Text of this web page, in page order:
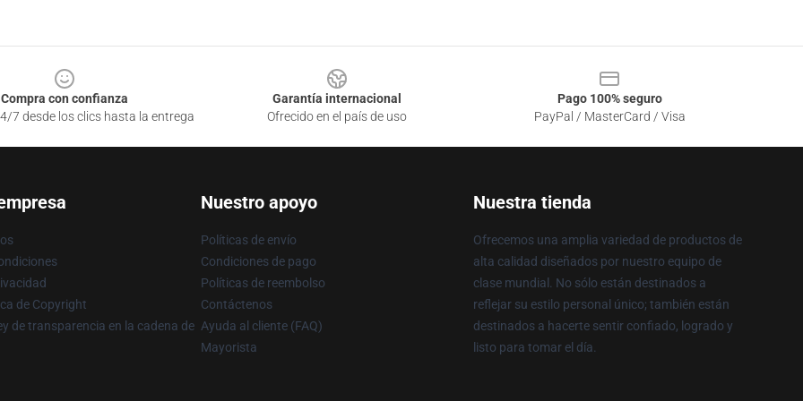
Compra con confianza
7 desde los clics hasta la entrega
Garantía internacional
Ofrecido en el país de uso
Pago 100% seguro
PayPal / MasterCard / Visa
de Copyright
de transparencia en la cadena de
Nuestro apoyo
Políticas de envío
Condiciones de pago
Políticas de reembolso
Contáctenos
Ayuda al cliente (FAQ)
Mayorista
Nuestra tienda
Ofrecemos una amplia variedad de productos de
alta calidad diseñados por nuestro equipo de
clase mundial. No sólo están destinados a
reflejar su estilo personal único; también están
destinados a hacerte sentir confiado, logrado y
listo para tomar el día.